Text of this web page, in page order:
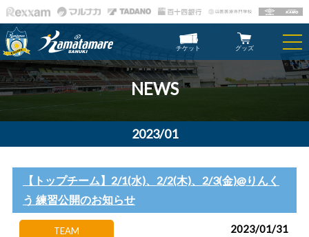
チケット グッズ
NEWS
2023/01
【トップチーム】2/1(水)、2/2(木)、2/3(金)@りんく
う 練習公開のお知らせ
TEAM 2023/01/31